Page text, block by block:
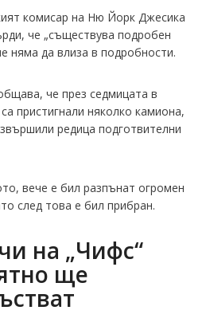
комисар на Ню Йорк Джесика
че „съществува подробен
няма да влиза в подробности.
че през седмицата в
пристигнали няколко камиона,
редица подготвителни
вече е бил разпънат огромен
след това е бил прибран.
на „Чифс“
ще